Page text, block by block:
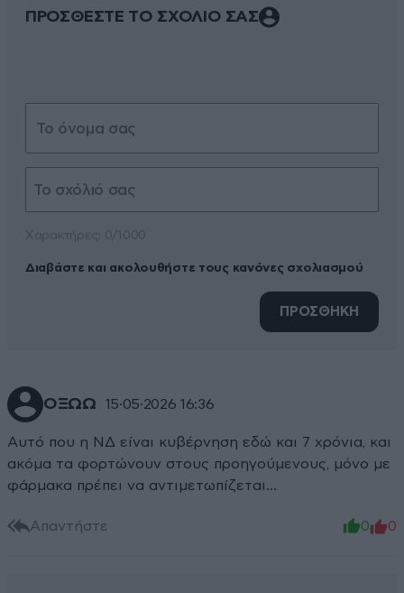
ΠΡΟΣΘΕΣΤΕ ΤΟ ΣΧΟΛΙΟ ΣΑΣ
Διαβάστε και ακολουθήστε τους κανόνες σχολιασμού
ΠΡΟΣΘΗΚΗ
ΟΞΩΩ 15·05·2026 16:36
Αυτό που η ΝΔ είναι κυβέρνηση εδώ και 7 χρόνια, και
ακόμα τα φορτώνουν στους προηγούμενους, μόνο με
φάρμακα πρέπει να αντιμετωπίζεται...
Απαντήστε 0 0